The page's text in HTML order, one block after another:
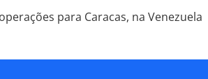
para Caracas, na Venezuela